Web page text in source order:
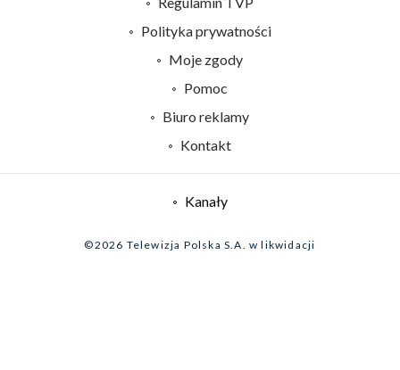
Centrum informacji TVP
Naziemna Telewizja Cyfrowa
Biuro Reklamy
Polityka prywatności
Moje zgody
Pomoc
Biuro reklamy
Kontakt
Kanały
©2026 Telewizja Polska S.A. w likwidacji